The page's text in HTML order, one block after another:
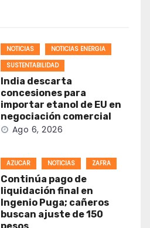
NOTICIAS
NOTICIAS ENERGIA
SUSTENTABILIDAD
India descarta
concesiones para
importar etanol de EU en
negociación comercial
Ago 6, 2026
AZUCAR NOTICIAS ZAFRA
Continúa pago de
liquidación final en
Ingenio Puga; cañeros
buscan ajuste de 150
pesos